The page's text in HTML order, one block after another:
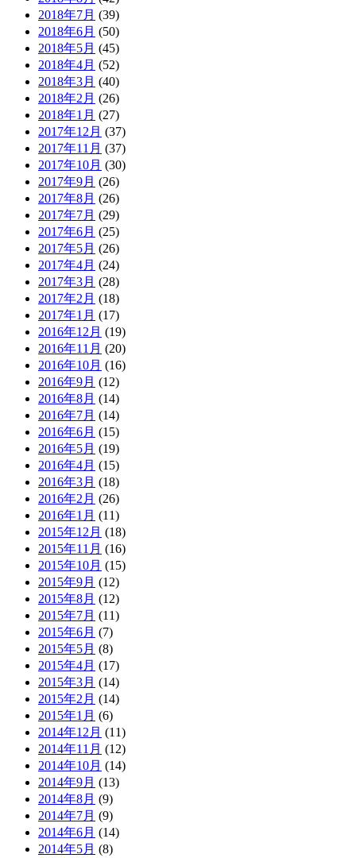
2018年7月 (39)
2018年6月 (50)
2018年5月 (45)
2018年4月 (52)
2018年3月 (40)
2018年2月 (26)
2018年1月 (27)
2017年12月 (37)
2017年11月 (37)
2017年10月 (30)
2017年9月 (26)
2017年8月 (26)
2017年7月 (29)
2017年6月 (25)
2017年5月 (26)
2017年4月 (24)
2017年3月 (28)
2017年2月 (18)
2017年1月 (17)
2016年12月 (19)
2016年11月 (20)
2016年10月 (16)
2016年9月 (12)
2016年8月 (14)
2016年7月 (14)
2016年6月 (15)
2016年5月 (19)
2016年4月 (15)
2016年3月 (18)
2016年2月 (26)
2016年1月 (11)
2015年12月 (18)
2015年11月 (16)
2015年10月 (15)
2015年9月 (12)
2015年8月 (12)
2015年7月 (11)
2015年6月 (7)
2015年5月 (8)
2015年4月 (17)
2015年3月 (14)
2015年2月 (14)
2015年1月 (6)
2014年12月 (11)
2014年11月 (12)
2014年10月 (14)
2014年9月 (13)
2014年8月 (9)
2014年7月 (9)
2014年6月 (14)
2014年5月 (8)